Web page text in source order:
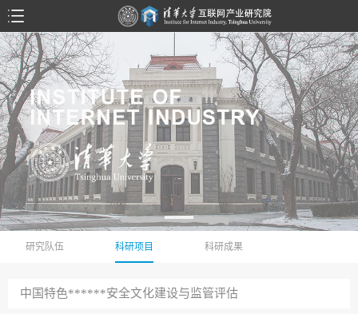
研究队伍 科研项目 科研成果
中国特色******安全文化建设与监管评估